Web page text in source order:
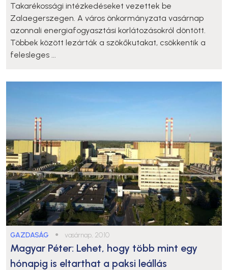
Takarékossági intézkedéseket vezettek be
Zalaegerszegen. A város önkormányzata vasárnap
azonnali energiafogyasztási korlátozásokról döntött.
Többek között lezárták a szökőkutakat, csökkentik a
felesleges ...
GAZDASÁG ● vasárnap, 20:10
Magyar Péter: Lehet, hogy több mint egy
hónapig is eltarthat a paksi leállás